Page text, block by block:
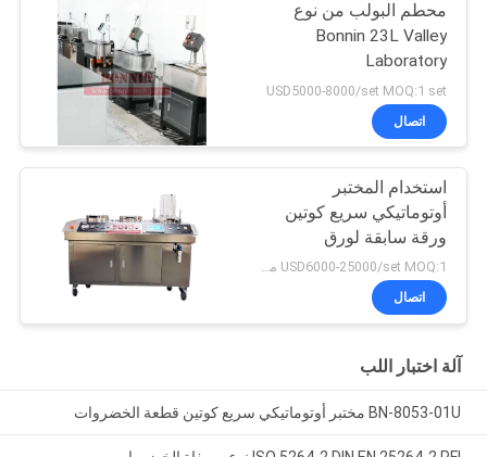
محطم البولب من نوع
Bonnin 23L Valley
Laboratory
USD5000-8000/set MOQ:1 set
اتصال
استخدام المختبر
أوتوماتيكي سريع كوتين
ورقة سابقة لورق
الخضروات
USD6000-25000/set MOQ:1 مجموعة
اتصال
آلة اختبار اللب
BN-8053-01U مختبر أوتوماتيكي سريع كوتين قطعة الخضروات